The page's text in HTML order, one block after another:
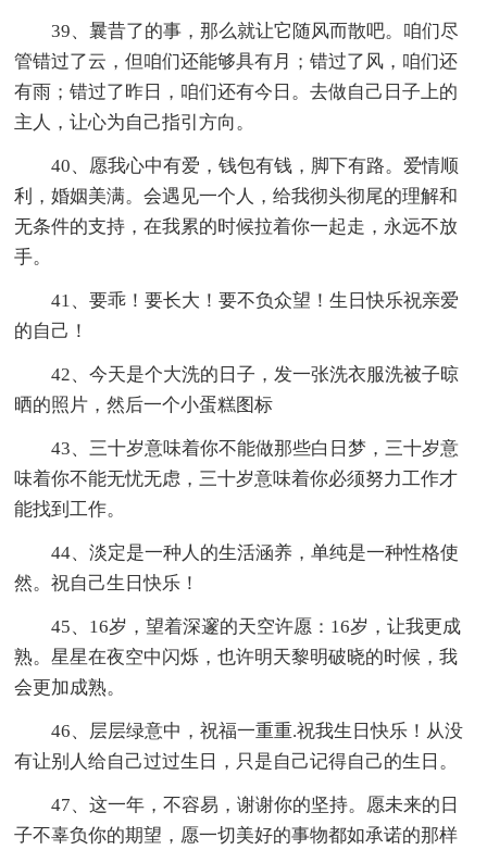
39、曩昔了的事，那么就让它随风而散吧。咱们尽
管错过了云，但咱们还能够具有月；错过了风，咱们还
有雨；错过了昨日，咱们还有今日。去做自己日子上的
主人，让心为自己指引方向。
40、愿我心中有爱，钱包有钱，脚下有路。爱情顺
利，婚姻美满。会遇见一个人，给我彻头彻尾的理解和
无条件的支持，在我累的时候拉着你一起走，永远不放
手。
41、要乖！要长大！要不负众望！生日快乐祝亲爱
的自己！
42、今天是个大洗的日子，发一张洗衣服洗被子晾
晒的照片，然后一个小蛋糕图标
43、三十岁意味着你不能做那些白日梦，三十岁意
味着你不能无忧无虑，三十岁意味着你必须努力工作才
能找到工作。
44、淡定是一种人的生活涵养，单纯是一种性格使
然。祝自己生日快乐！
45、16岁，望着深邃的天空许愿：16岁，让我更成
熟。星星在夜空中闪烁，也许明天黎明破晓的时候，我
会更加成熟。
46、层层绿意中，祝福一重重.祝我生日快乐！从没
有让别人给自己过过生日，只是自己记得自己的生日。
47、这一年，不容易，谢谢你的坚持。愿未来的日
子不辜负你的期望，愿一切美好的事物都如承诺的那样